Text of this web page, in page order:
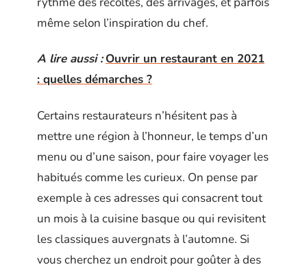
même selon l’inspiration du chef.
A lire aussi : Ouvrir un restaurant en 2021
: quelles démarches ?
Certains restaurateurs n’hésitent pas à
mettre une région à l’honneur, le temps d’un
menu ou d’une saison, pour faire voyager les
habitués comme les curieux. On pense par
exemple à ces adresses qui consacrent tout
un mois à la cuisine basque ou qui revisitent
les classiques auvergnats à l’automne. Si
vous cherchez un endroit pour goûter à des